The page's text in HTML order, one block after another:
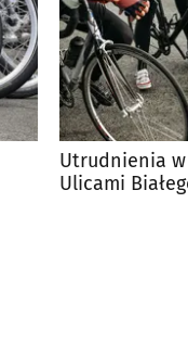
Utrudnienia
Ulicami